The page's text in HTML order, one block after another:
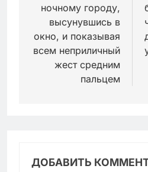
ночному городу,
высунувшись в
окно, и показывая
всем неприличный
жест средним
пальцем
ДОБАВИТЬ